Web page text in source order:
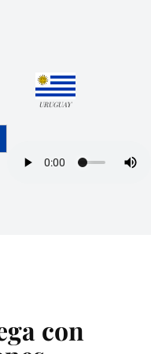
URUGUAY
de búsqueda
con